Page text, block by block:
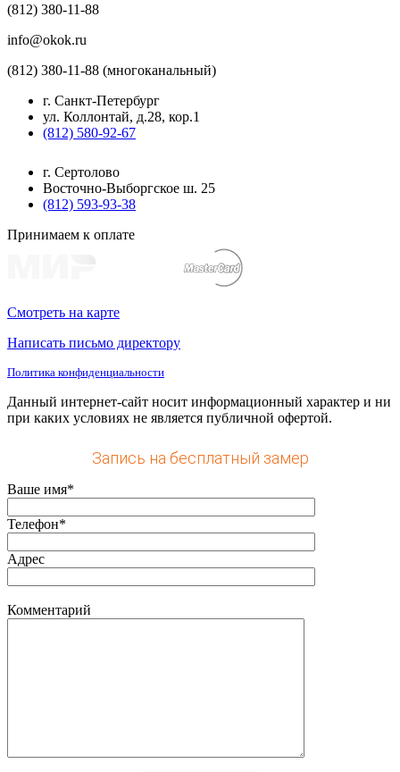
(812) 380-11-88
info@okok.ru
(812) 380-11-88 (многоканальный)
г. Санкт-Петербург
ул. Коллонтай, д.28, кор.1
(812) 580-92-67
г. Сертолово
Восточно-Выборгское ш. 25
(812) 593-93-38
Принимаем к оплате
Смотреть на карте
Написать письмо директору
Политика конфиденциальности
Данный интернет-сайт носит информационный характер и ни
при каких условиях не является публичной офертой.
Запись на бесплатный замер
Ваше имя*
Телефон*
Адрес
Комментарий